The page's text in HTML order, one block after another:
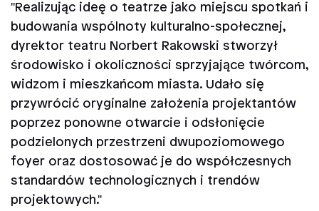
"Realizując ideę o teatrze jako miejscu spotkań i
budowania wspólnoty kulturalno-społecznej,
dyrektor teatru Norbert Rakowski stworzył
środowisko i okoliczności sprzyjające twórcom,
widzom i mieszkańcom miasta. Udało się
przywrócić oryginalne założenia projektantów
poprzez ponowne otwarcie i odsłonięcie
podzielonych przestrzeni dwupoziomowego
foyer oraz dostosować je do współczesnych
standardów technologicznych i trendów
projektowych."